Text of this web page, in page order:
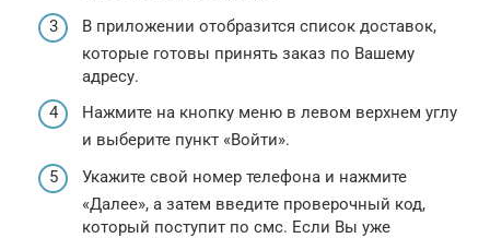
В приложении отобразится список доставок,
которые готовы принять заказ по Вашему
адресу.
Нажмите на кнопку меню в левом верхнем углу
и выберите пункт «Войти».
Укажите свой номер телефона и нажмите
«Далее», а затем введите проверочный код,
который поступит по смс. Если Вы уже